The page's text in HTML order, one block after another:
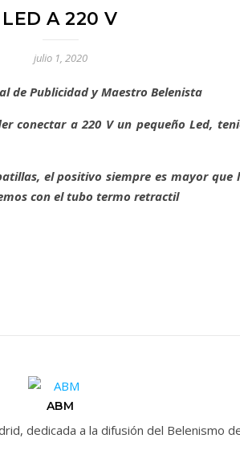
LED A 220 V
julio 1, 2020
de Publicidad y Maestro Belenista
conectar a 220 V un pequeño Led,
el positivo siempre es mayor que
con el tubo termo retractil
ABM
dedicada a la difusión del Belenismo